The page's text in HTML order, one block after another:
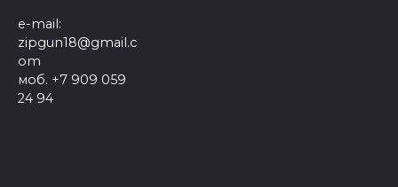
e-mail:
zipgun18@gmail.c
om
моб. +7 909 059
24 94